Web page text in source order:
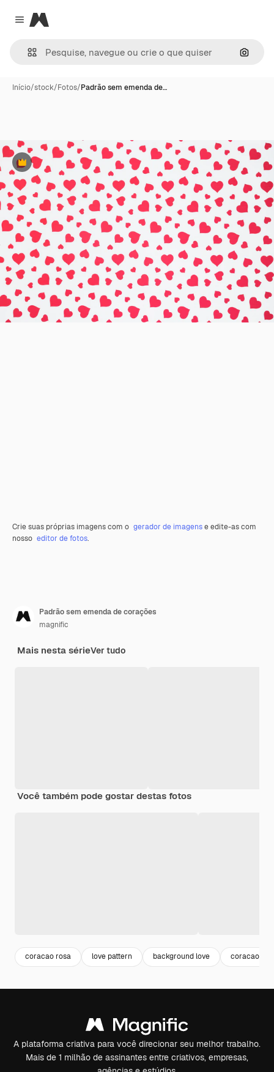
Close menu
Magnific
Início/stock/Fotos/Padrão sem emenda de…
Premium
Crie suas próprias imagens com o gerador de imagense edite-as com
nosso editor de fotos.
Padrão sem emenda de corações
magnific
Mais nesta sérieVer tudo
Você também pode gostar destas fotos
coracao rosa love pattern background love coracao
A plataforma criativa para você direcionar seu melhor trabalho.
Mais de 1 milhão de assinantes entre criativos, empresas,